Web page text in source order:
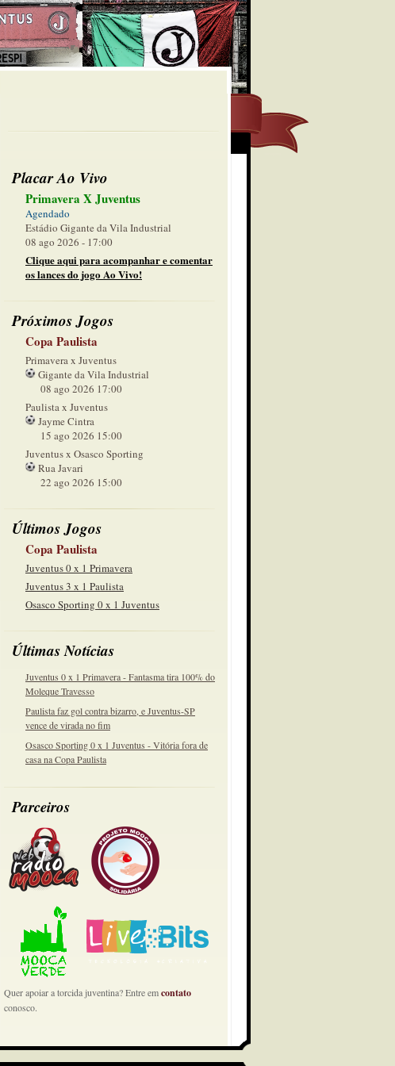
Placar Ao Vivo
Primavera X Juventus
Agendado
Estádio Gigante da Vila Industrial
08 ago 2026 - 17:00
Clique aqui para acompanhar e comentar
os lances do jogo Ao Vivo!
Próximos Jogos
Copa Paulista
Primavera x Juventus
Gigante da Vila Industrial
08 ago 2026 17:00
Paulista x Juventus
Jayme Cintra
15 ago 2026 15:00
Juventus x Osasco Sporting
Rua Javari
22 ago 2026 15:00
Últimos Jogos
Copa Paulista
Juventus 0 x 1 Primavera
Juventus 3 x 1 Paulista
Osasco Sporting 0 x 1 Juventus
Últimas Notícias
Juventus 0 x 1 Primavera - Fantasma tira 100% do
Moleque Travesso
Paulista faz gol contra bizarro, e Juventus-SP
vence de virada no fim
Osasco Sporting 0 x 1 Juventus - Vitória fora de
casa na Copa Paulista
Parceiros
Quer apoiar a torcida juventina? Entre emcontato
conosco.